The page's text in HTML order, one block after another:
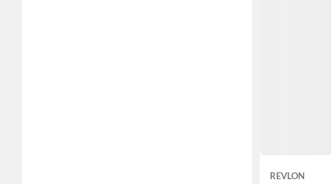
REVLON